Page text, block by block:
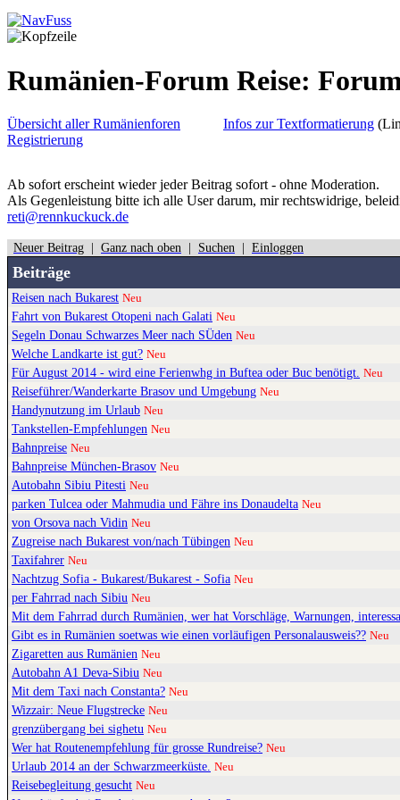
Rumänien-Forum Reise:
Übersicht aller Rumänienforen
Registrierung
Infos zur Textformatierung
Ab sofort erscheint wieder jeder Beitrag sofort - ohne Moderation.
Als Gegenleistung bitte ich alle User darum, mir rechtswidrige,
reti@rennkuckuck.de
Neuer Beitrag Ganz nach oben Suchen Einloggen
Beiträge
Reisen nach Bukarest Neu
Fahrt von Bukarest Otopeni nach Galati Neu
Segeln Donau Schwarzes Meer nach SÜden Neu
Welche Landkarte ist gut? Neu
Für August 2014 - wird eine Ferienwhg in Buftea oder Buc benötigt. Neu
Reiseführer/Wanderkarte Brasov und Umgebung Neu
Handynutzung im Urlaub Neu
Tankstellen-Empfehlungen Neu
Bahnpreise Neu
Bahnpreise München-Brasov Neu
Autobahn Sibiu Pitesti Neu
parken Tulcea oder Mahmudia und Fähre ins Donaudelta Neu
von Orsova nach Vidin Neu
Zugreise nach Bukarest von/nach Tübingen Neu
Taxifahrer Neu
Nachtzug Sofia - Bukarest/Bukarest - Sofia Neu
per Fahrrad nach Sibiu Neu
Mit dem Fahrrad durch Rumänien, wer hat Vorschläge, Warnungen,
Gibt es in Rumänien soetwas wie einen vorläufigen Personalausweis?? Neu
Zigaretten aus Rumänien Neu
Autobahn A1 Deva-Sibiu Neu
Mit dem Taxi nach Constanta? Neu
Wizzair: Neue Flugstrecke Neu
grenzübergang bei sighetu Neu
Wer hat Routenempfehlung für grosse Rundreise? Neu
Urlaub 2014 an der Schwarzmeerküste. Neu
Reisebegleitung gesucht Neu